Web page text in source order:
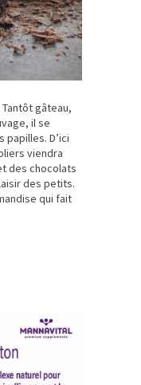
gâteau,
il se
D’ici
viendra
des chocolats
des petits.
qui fait